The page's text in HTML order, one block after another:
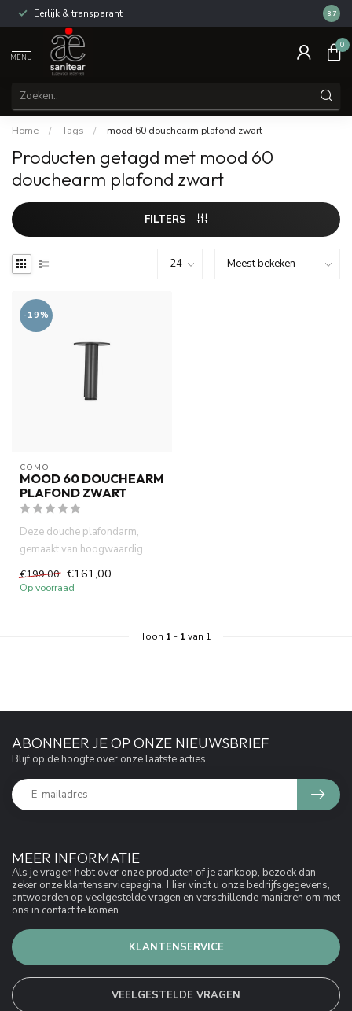
Eerlijk & transparant 8.7
MENU
0
Home / Tags / mood 60 douchearm plafond zwart
Producten getagd met mood 60
douchearm plafond zwart
FILTERS
-19%
COMO
MOOD 60 DOUCHEARM
PLAFOND ZWART
Deze douche plafondarm,
gemaakt van hoogwaardig
messing, heeft deze plafond
douc...
€199,00 €161,00
Op voorraad
Toon 1 - 1 van 1
MEER INFORMATIE
Als je vragen hebt over onze producten of je aankoop, bezoek dan
zeker onze klantenservicepagina. Hier vindt u onze bedrijfsgegevens,
antwoorden op veelgestelde vragen en verschillende manieren om met
ons in contact te komen.
KLANTENSERVICE
VEELGESTELDE VRAGEN
ABONNEER JE OP ONZE NIEUWSBRIEF
Blijf op de hoogte over onze laatste acties